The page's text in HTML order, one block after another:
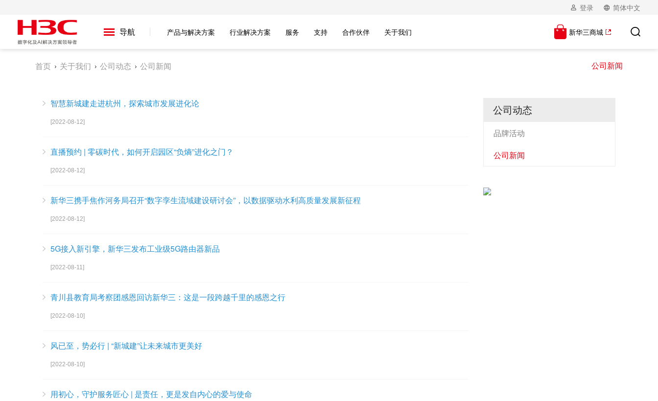
登录 简体中文
导航 产品与解决方案 行业解决方案 服务 支持 合作伙伴 关于我们 新华三商城
公司新闻
首页 关于我们 公司动态 公司新闻
智慧新城建走进杭州，探索城市发展进化论
[2022-08-12]
直播预约 | 零碳时代，如何开启园区“负熵”进化之门？
[2022-08-12]
新华三携手焦作河务局召开“数字孪生流域建设研讨会”，以数据驱动水利高质量发展新征程
[2022-08-12]
5G接入新引擎，新华三发布工业级5G路由器新品
[2022-08-11]
青川县教育局考察团感恩回访新华三：这是一段跨越千里的感恩之行
[2022-08-10]
风已至，势必行 | “新城建”让未来城市更美好
[2022-08-10]
用初心，守护服务匠心 | 是责任，更是发自内心的爱与使命
公司动态
品牌活动
公司新闻